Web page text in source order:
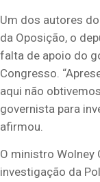
Um dos autores
da Oposição, o
falta de apoio do
Congresso.
aqui não
governista para
afirmou.
O ministro Wolney
investigação da